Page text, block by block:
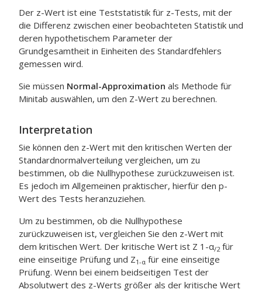
Der z-Wert ist eine Teststatistik für z-Tests, mit der
die Differenz zwischen einer beobachteten Statistik und
deren hypothetischem Parameter der
Grundgesamtheit in Einheiten des Standardfehlers
gemessen wird.
Sie müssen Normal-Approximation als Methode für
Minitab auswählen, um den Z-Wert zu berechnen.
Interpretation
Sie können den z-Wert mit den kritischen Werten der
Standardnormalverteilung vergleichen, um zu
bestimmen, ob die Nullhypothese zurückzuweisen ist.
Es jedoch im Allgemeinen praktischer, hierfür den p-
Wert des Tests heranzuziehen.
Um zu bestimmen, ob die Nullhypothese
zurückzuweisen ist, vergleichen Sie den z-Wert mit
dem kritischen Wert. Der kritische Wert ist Z 1-α/2 für
eine einseitige Prüfung und Z1-α für eine einseitige
Prüfung. Wenn bei einem beidseitigen Test der
Absolutwert des z-Werts größer als der kritische Wert